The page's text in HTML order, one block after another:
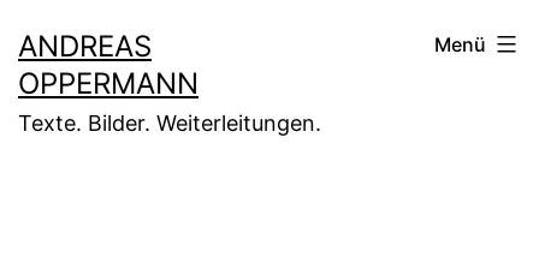
Inhalt
springen
ANDREAS
OPPERMANN
Texte. Bilder. Weiterleitungen.
Menü